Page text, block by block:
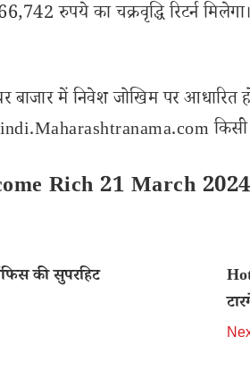
रुपये का चक्रवृद्धि रिटर्न
में निवेश जोखिम पर आधारित
किसी
Rich 21 March
की सुपरहिट